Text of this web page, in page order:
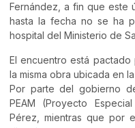
Fernández, a fin que este
hasta la fecha no se ha
hospital del Ministerio de
El encuentro está pactado
la misma obra ubicada en
Por parte del gobierno
PEAM (Proyecto
Pérez, mientras que por